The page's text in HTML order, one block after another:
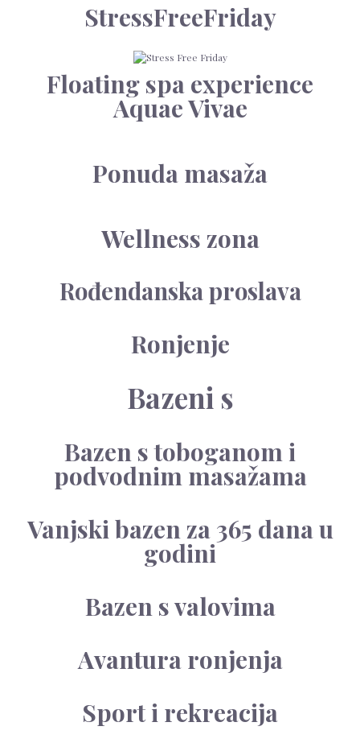
StressFreeFriday
Floating spa experience
Aquae Vivae
Ponuda masaža
Wellness zona
Rođendanska proslava
Ronjenje
Bazeni s
Bazen s toboganom i
podvodnim masažama
Vanjski bazen za 365 dana u
godini
Bazen s valovima
Avantura ronjenja
Sport i rekreacija